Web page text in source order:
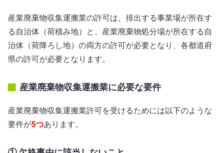
産業廃棄物収集運搬業の許可は、排出する事業場が所在す
る自治体（荷積み地）と、産業廃棄物処分場が所在する自
治体（荷降ろし地）の両方の許可が必要となり、各都道府
県の許可が必要となります。
産業廃棄物収集運搬業に必要な要件
産業廃棄物収集運搬業許可を受けるためには以下のような
要件が5つあります。